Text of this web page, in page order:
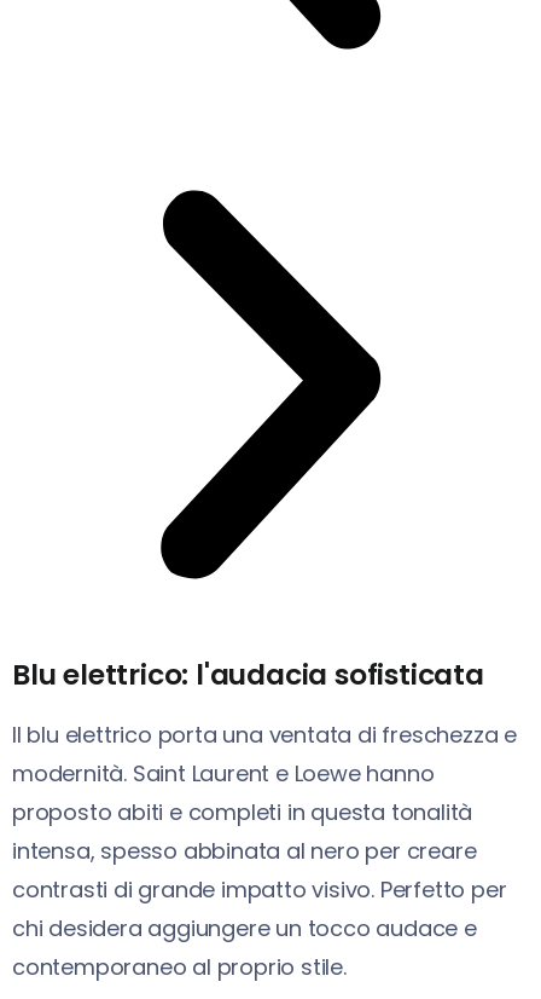
Blu elettrico: l'audacia sofisticata
Il blu elettrico porta una ventata di freschezza e
modernità. Saint Laurent e Loewe hanno
proposto abiti e completi in questa tonalità
intensa, spesso abbinata al nero per creare
contrasti di grande impatto visivo. Perfetto per
chi desidera aggiungere un tocco audace e
contemporaneo al proprio stile.